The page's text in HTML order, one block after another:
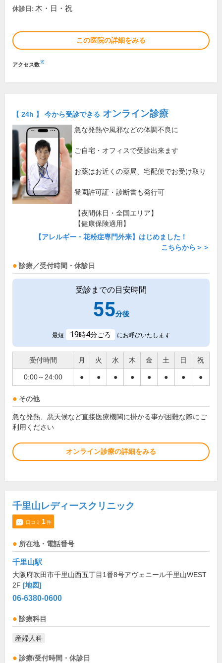
休診日: 木・日・祝
この医院の詳細をみる
アクセス数※
【 24h 】 今から受診できる オンライン診療
急な発熱や風邪などの体調不良に
ご自宅・オフィスで受診出来ます
お薬はお近くの薬局、宅配便でお受け取り
登園許可証・診断書も発行可
【夜間休日・全国エリア】
【健康保険適用】
【アレルギー・花粉症専門外来】はじめました！
こちらから＞＞
診療／受付時間・休診日
受診までの目安時間
55分後
最短 19時4分ごろ にお呼びいたします
受付時間 月 火 水 木 金 土 日 祝
0:00～24:00 ● ● ● ● ● ● ● ●
その他
急な発熱、悪天候など直接医療機関に掛かる事が困難な際にご
利用ください
オンライン診療の詳細をみる
千里山レディースクリニック
口コミ 1件
所在地・電話番号
千里山駅
大阪府吹田市千里山西五丁目1番8号アヴェニール千里山WEST
2F [地図]
06-6380-0600
診療科目
産婦人科
診療/受付時間・休診日